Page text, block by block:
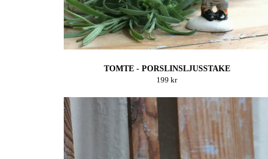
TOMTE - PORSLINSLJUSSTAKE
199 kr